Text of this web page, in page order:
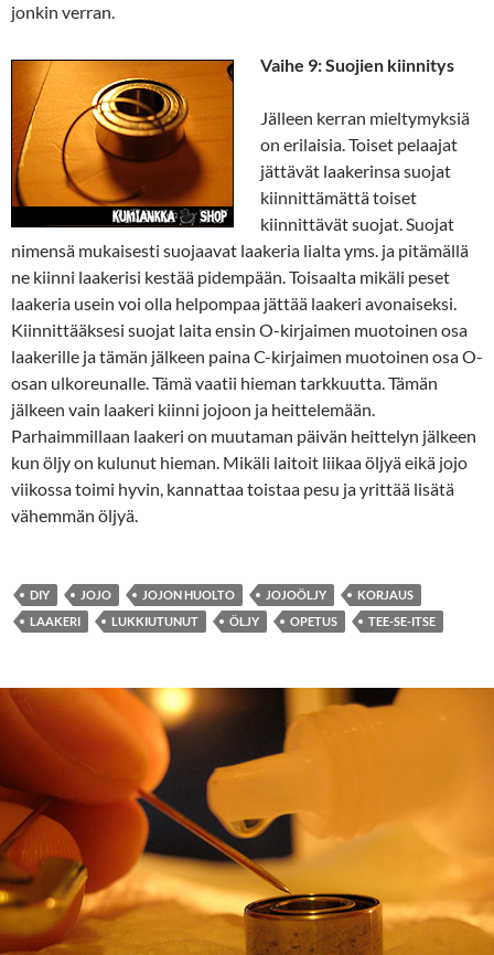
jonkin verran.
Vaihe 9: Suojien kiinnitys
Jälleen kerran mieltymyksiä
on erilaisia. Toiset pelaajat
jättävät laakerinsa suojat
kiinnittämättä toiset
kiinnittävät suojat. Suojat
nimensä mukaisesti suojaavat laakeria lialta yms. ja pitämällä
ne kiinni laakerisi kestää pidempään. Toisaalta mikäli peset
laakeria usein voi olla helpompaa jättää laakeri avonaiseksi.
Kiinnittääksesi suojat laita ensin O-kirjaimen muotoinen osa
laakerille ja tämän jälkeen paina C-kirjaimen muotoinen osa O-
osan ulkoreunalle. Tämä vaatii hieman tarkkuutta. Tämän
jälkeen vain laakeri kiinni jojoon ja heittelemään.
Parhaimmillaan laakeri on muutaman päivän heittelyn jälkeen
kun öljy on kulunut hieman. Mikäli laitoit liikaa öljyä eikä jojo
viikossa toimi hyvin, kannattaa toistaa pesu ja yrittää lisätä
vähemmän öljyä.
DIY JOJO JOJON HUOLTO JOJOÖLJY
KORJAUS
LAAKERI
LUKKIUTUNUT ÖLJY OPETUS TEE-SE-ITSE